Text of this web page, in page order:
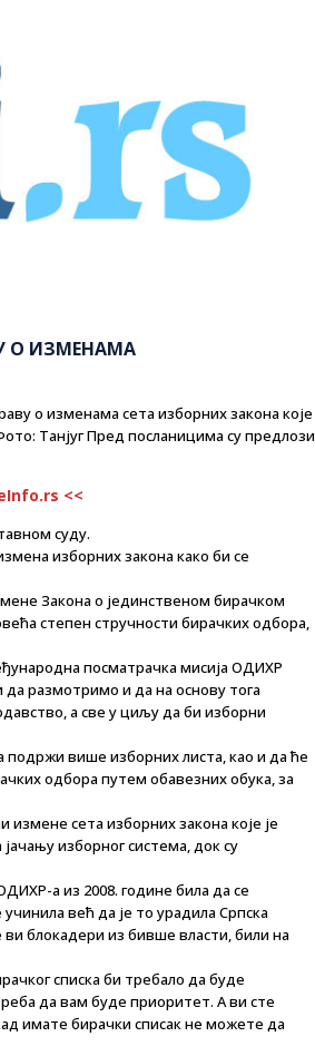
О ИЗМЕНАМА
о изменама сета изборних закона које
Танјуг Пред посланицима су предлози
<<
суду.
изборних закона како би се
Закона о јединственом бирачком
степен стручности бирачких одбора,
посматрачка мисија ОДИХР
да размотримо и да на основу тога
а све у циљу да би изборни
више изборних листа, као и да ће
одбора путем обавезних обука, за
сета изборних закона које је
изборног система, док су
а из 2008. године била да се
већ да је то урадила Српска
блокадери из бивше власти, били на
списка би требало да буде
да вам буде приоритет. А ви сте
имате бирачки списак не можете да